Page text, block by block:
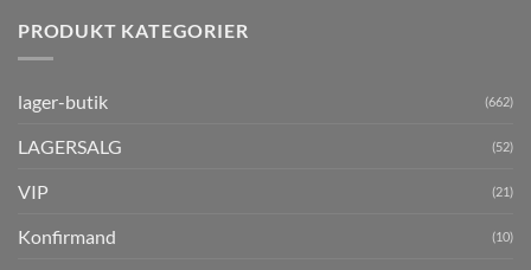
PRODUKT KATEGORIER
lager-butik (662)
LAGERSALG (52)
VIP (21)
Konfirmand (10)